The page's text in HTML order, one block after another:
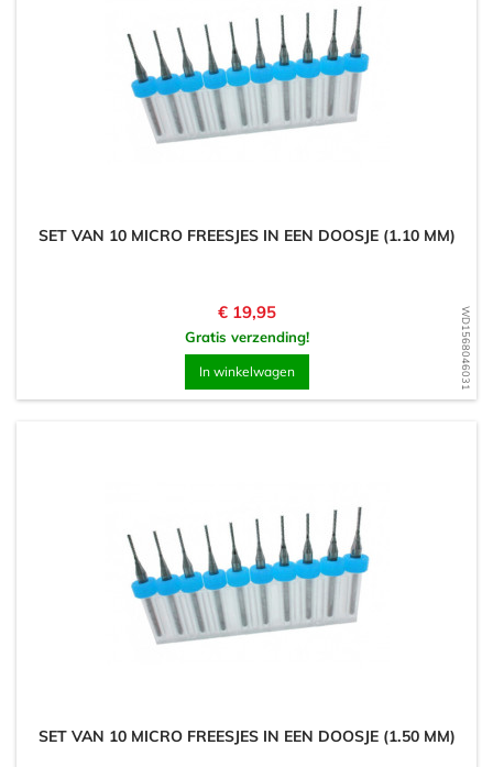
WD1568046031
SET VAN 10 MICRO FREESJES IN EEN DOOSJE (1.10 MM)
Prijs
€ 19,95
Gratis verzending!
In winkelwagen
SET VAN 10 MICRO FREESJES IN EEN DOOSJE (1.50 MM)